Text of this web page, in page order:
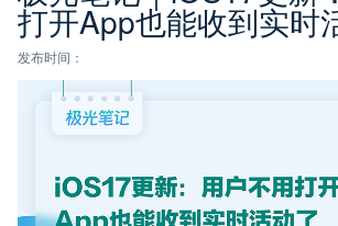
打开App也能收到实时
发布时间：